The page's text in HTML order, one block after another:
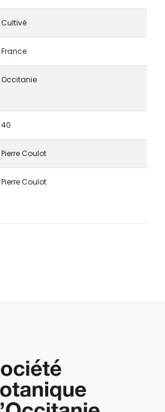
Cultivé
France
Occitanie
40
Pierre Coulot
Pierre Coulot